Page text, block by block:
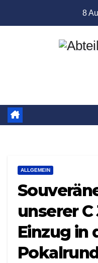
8
ALLGEMEIN
unserer C
Einzug in